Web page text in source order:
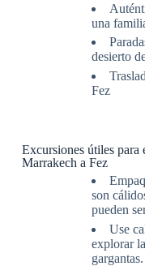
una
desierto
Fez
Excursiones útiles para
Marrakech a Fez
son
pueden
Use
explorar
gargantas.